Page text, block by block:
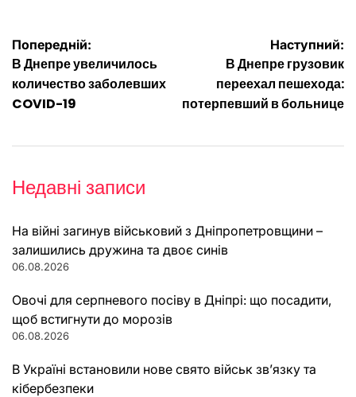
Навігація
записів
Попередній:
В Днепре увеличилось
количество заболевших
COVID-19
Наступний:
В Днепре грузовик
переехал пешехода:
потерпевший в больнице
Недавні записи
На війні загинув військовий з Дніпропетровщини –
залишились дружина та двоє синів
06.08.2026
Овочі для серпневого посіву в Дніпрі: що посадити,
щоб встигнути до морозів
06.08.2026
В Україні встановили нове свято військ зв’язку та
кібербезпеки